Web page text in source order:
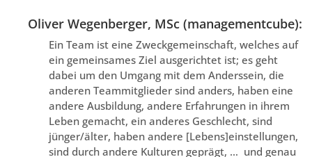
Oliver Wegenberger, MSc (managementcube):
Ein Team ist eine Zweckgemeinschaft, welches auf
ein gemeinsames Ziel ausgerichtet ist; es geht
dabei um den Umgang mit dem Anderssein, die
anderen Teammitglieder sind anders, haben eine
andere Ausbildung, andere Erfahrungen in ihrem
Leben gemacht, ein anderes Geschlecht, sind
jünger/älter, haben andere [Lebens]einstellungen,
sind durch andere Kulturen geprägt, … und genau